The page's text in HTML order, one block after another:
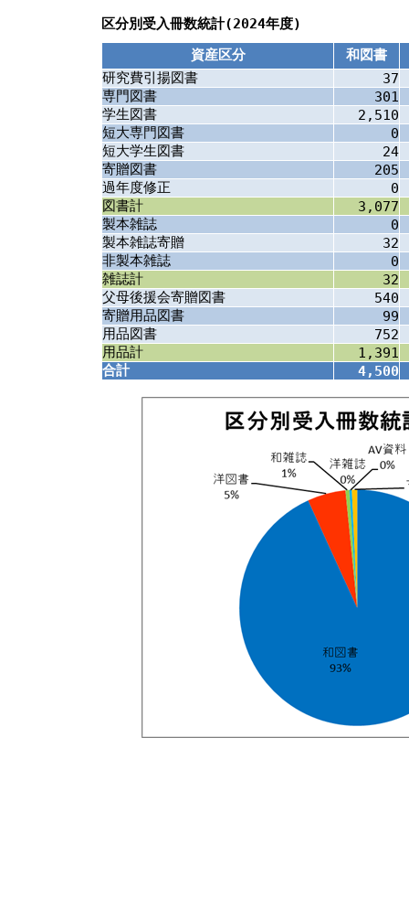
区分別受入冊数統計(2024年度)
資産区分
和図書
研究費引揚図書
37
専門図書
301
学生図書
2,510
短大専門図書
0
短大学生図書
24
寄贈図書
205
過年度修正
0
図書計
3,077
製本雑誌
0
製本雑誌寄贈
32
非製本雑誌
0
雑誌計
32
父母後援会寄贈図書
540
寄贈用品図書
99
用品図書
752
用品計
1,391
合計
4,500